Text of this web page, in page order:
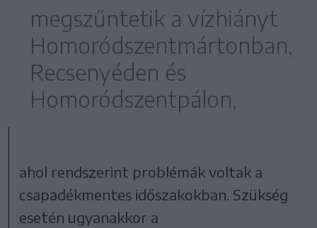
megszűntetik a vízhiányt
Homoródszentmártonban,
Recsenyéden és
Homoródszentpálon,
ahol rendszerint problémák voltak a
csapadékmentes időszakokban. Szükség
esetén ugyanakkor a